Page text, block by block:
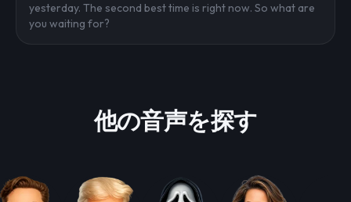
yesterday. The second best time is right now. So what are
you waiting for?
他の音声を探す